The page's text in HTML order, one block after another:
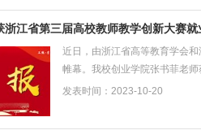
浙江省第三届高校教师教学创新大赛
近日，由浙江省高等教育学会
帷幕。我校创业学院张书菲老
搭建我省就业创业指导教师专业
发表时间：2023-10-20